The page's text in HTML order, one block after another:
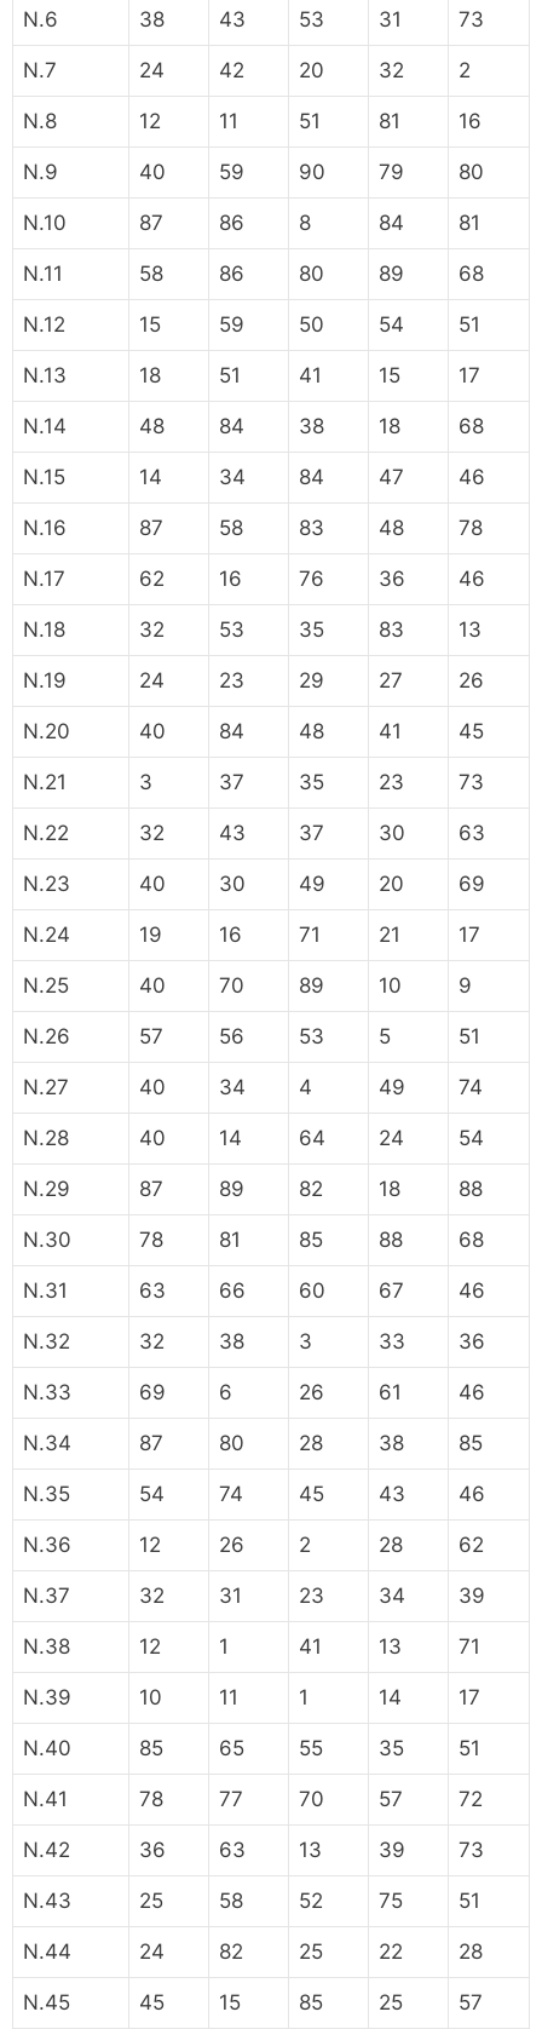
N.6 38 43 53 31 73
N.7 24 42 20 32 2
N.8 12 11 51 81 16
N.9 40 59 90 79 80
N.10 87 86 8 84 81
N.11 58 86 80 89 68
N.12 15 59 50 54 51
N.13 18 51 41 15 17
N.14 48 84 38 18 68
N.15 14 34 84 47 46
N.16 87 58 83 48 78
N.17 62 16 76 36 46
N.18 32 53 35 83 13
N.19 24 23 29 27 26
N.20 40 84 48 41 45
N.21 3 37 35 23 73
N.22 32 43 37 30 63
N.23 40 30 49 20 69
N.24 19 16 71 21 17
N.25 40 70 89 10 9
N.26 57 56 53 5 51
N.27 40 34 4 49 74
N.28 40 14 64 24 54
N.29 87 89 82 18 88
N.30 78 81 85 88 68
N.31 63 66 60 67 46
N.32 32 38 3 33 36
N.33 69 6 26 61 46
N.34 87 80 28 38 85
N.35 54 74 45 43 46
N.36 12 26 2 28 62
N.37 32 31 23 34 39
N.38 12 1 41 13 71
N.39 10 11 1 14 17
N.40 85 65 55 35 51
N.41 78 77 70 57 72
N.42 36 63 13 39 73
N.43 25 58 52 75 51
N.44 24 82 25 22 28
N.45 45 15 85 25 57